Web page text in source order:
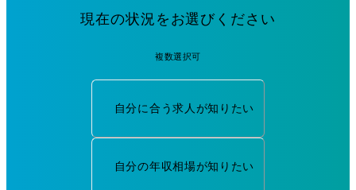
現在の状況をお選びください
複数選択可
自分に合う求人が知りたい
自分の年収相場が知りたい